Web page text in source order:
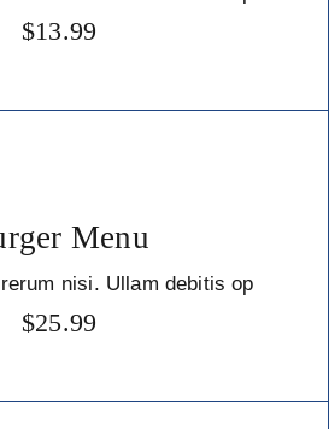
$13.99
Menu
nisi. Ullam debitis op
$25.99